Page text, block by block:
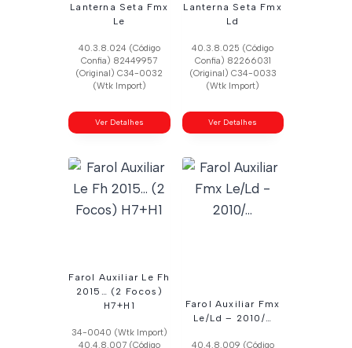
Lanterna Seta Fmx
Le
40.3.8.024 (Código
Confia) 82449957
(Original) C34-0032
(Wtk Import)
Ver Detalhes
Lanterna Seta Fmx
Ld
40.3.8.025 (Código
Confia) 82266031
(Original) C34-0033
(Wtk Import)
Ver Detalhes
Farol Auxiliar Le Fh
2015… (2 Focos)
H7+H1
34-0040 (Wtk Import)
40.4.8.007 (Código
Farol Auxiliar Fmx
Le/Ld – 2010/…
40.4.8.009 (Código